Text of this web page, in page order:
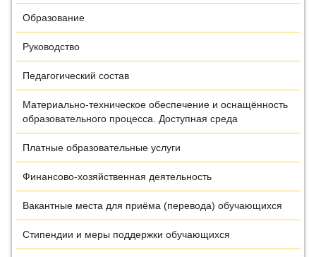
Образование
Руководство
Педагогический состав
Материально-техническое обеспечение и оснащённость
образовательного процесса. Доступная среда
Платные образовательные услуги
Финансово-хозяйственная деятельность
Вакантные места для приёма (перевода) обучающихся
Стипендии и меры поддержки обучающихся